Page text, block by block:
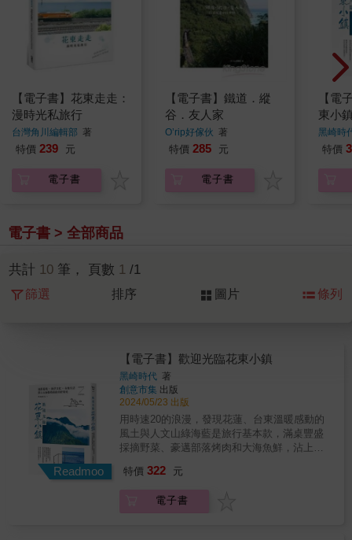
【電子書】花東走走：
漫時光私旅行
台灣角川編輯部 著
特價 239 元
電子書
【電子書】鐵道．縱
谷．友人家
O’rip好傢伙 著
特價 285 元
電子書
【電
東小
黑崎時
特價
電子書 > 全部商品
共計 10 筆， 頁數 1 /1
篩選 排序 圖片 條列
Readmoo
【電子書】歡迎光臨花東小鎮
黑崎時代 著
創意市集 出版
2024/05/23 出版
用時速20的浪漫，發現花蓮、台東溫暖感動的
風土與人文山綠海藍是旅行基本款，滿桌豐盛
採摘野菜、豪邁部落烤肉和大海魚鮮，沾上特
紅烏龍的甜香，美好在旅程中慢慢回甘。厭倦
鎮！即便是大海，從花蓮到台東，也有著不同
特價 322 元
電子書